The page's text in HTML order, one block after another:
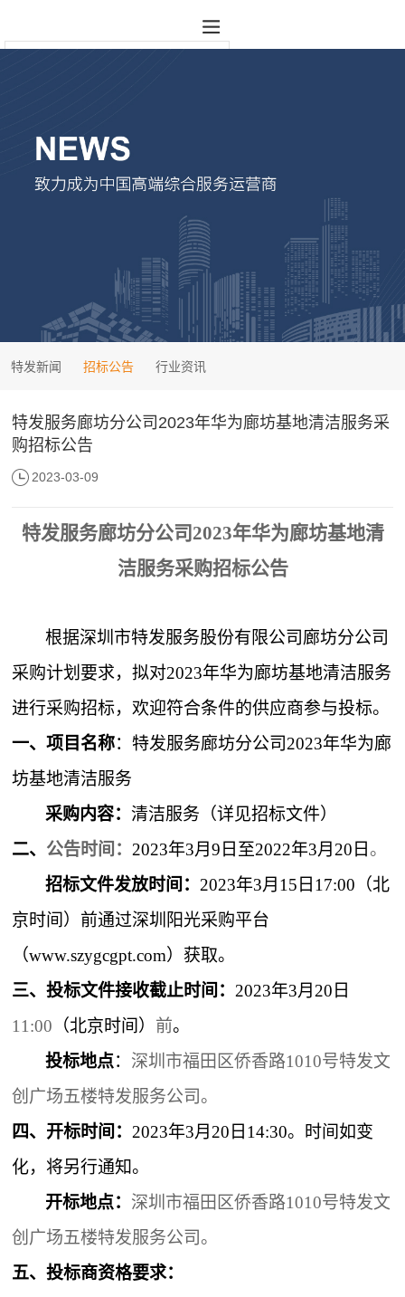
特发新闻 招标公告 行业资讯
​特发服务廊坊分公司2023年华为廊坊基地清洁服务采
购招标公告
2023-03-09
特发服务廊坊分公司2023年华为廊坊基地清
洁服务采购招标公告
根据深圳市特发服务股份有限公司廊坊分公司
采购计划要求，拟对2023年华为廊坊基地清洁服务
进行采购招标，欢迎符合条件的供应商参与投标。
一、项目名称：特发服务廊坊分公司2023年华为廊
坊基地清洁服务
采购内容： 清洁服务（详见招标文件）
二、 公告时间： 2023年3月9日至2022年3月20日 。
招标文件发放时间： 2023年3月15日17:00（北
京时间）前通过深圳阳光采购平台
（www.szygcgpt.com）获取。
三、投标文件接收截止时间： 2023年3月20日
11:00 （北京时间） 前。
投标地点： 深圳市福田区侨香路1010号特发文
创广场五楼特发服务公司。
四、 开标时间： 2023年3月20日14:30。 时间如变
化，将另行通知。
开标地点： 深圳市福田区侨香路1010号特发文
创广场五楼特发服务公司。
五、投标商资格要求：